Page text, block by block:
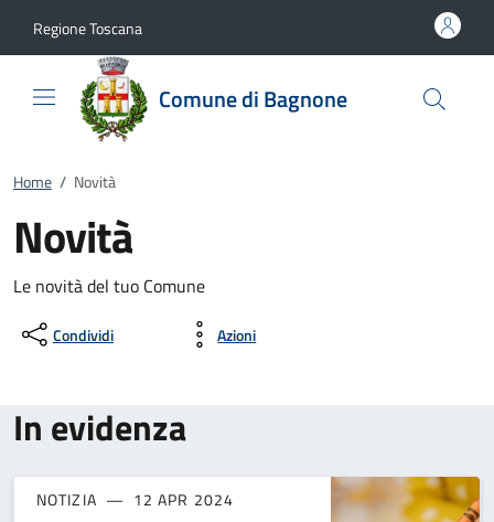
Regione Toscana
Comune di Bagnone
Home / Novità
Novità
Le novità del tuo Comune
Condividi Azioni
In evidenza
NOTIZIA 12 APR 2024